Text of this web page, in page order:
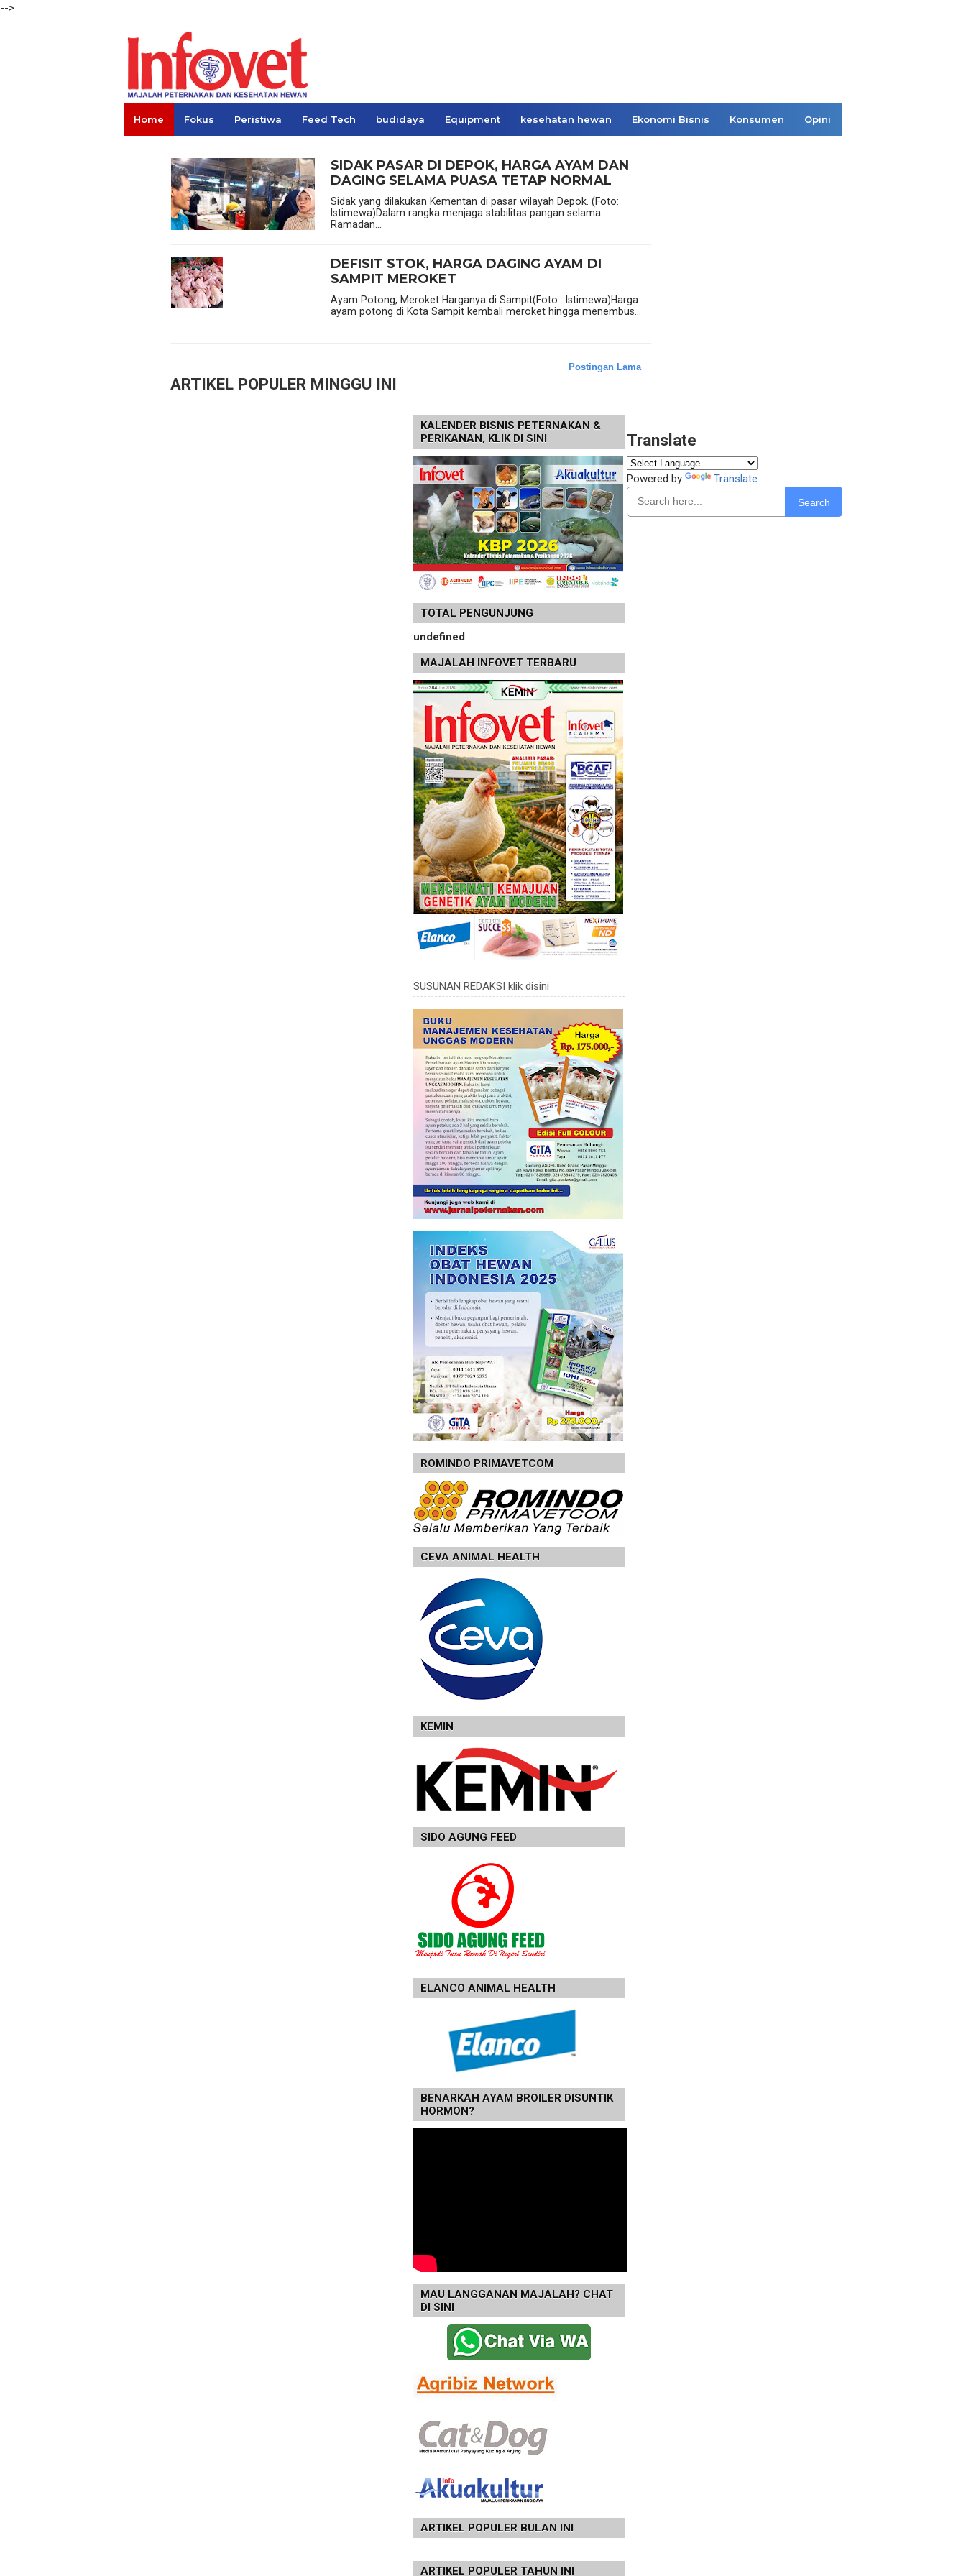
-->
Home Fokus Peristiwa Feed Tech budidaya Equipment kesehatan hewan Ekonomi Bisnis Konsumen Opini
SIDAK PASAR DI DEPOK, HARGA AYAM DAN
DAGING SELAMA PUASA TETAP NORMAL
Sidak yang dilakukan Kementan di pasar wilayah Depok. (Foto:
Istimewa)Dalam rangka menjaga stabilitas pangan selama
Ramadan...
DEFISIT STOK, HARGA DAGING AYAM DI
SAMPIT MEROKET
Ayam Potong, Meroket Harganya di Sampit(Foto : Istimewa)Harga
ayam potong di Kota Sampit kembali meroket hingga menembus...
Postingan Lama
ARTIKEL POPULER MINGGU INI
Translate
Powered by Translate
Search
KALENDER BISNIS PETERNAKAN &
PERIKANAN, KLIK DI SINI
TOTAL PENGUNJUNG
undefned
MAJALAH INFOVET TERBARU
SUSUNAN REDAKSI klik disini
ROMINDO PRIMAVETCOM
CEVA ANIMAL HEALTH
KEMIN
SIDO AGUNG FEED
ELANCO ANIMAL HEALTH
BENARKAH AYAM BROILER DISUNTIK
HORMON?
MAU LANGGANAN MAJALAH? CHAT
DI SINI
ARTIKEL POPULER BULAN INI
ARTIKEL POPULER TAHUN INI